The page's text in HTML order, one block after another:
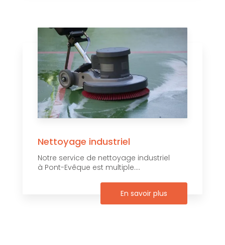
Nettoyage industriel
Notre service de nettoyage industriel
à Pont-Evêque est multiple....
En savoir plus